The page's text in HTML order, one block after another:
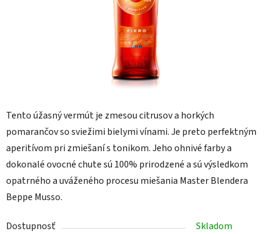
Tento úžasný vermút je zmesou citrusov a horkých
pomarančov so sviežimi bielymi vínami. Je preto perfektným
aperitívom pri zmiešaní s tonikom. Jeho ohnivé farby a
dokonalé ovocné chute sú 100% prirodzené a sú výsledkom
opatrného a uváženého procesu miešania Master Blendera
Beppe Musso.
Dostupnosť
Skladom